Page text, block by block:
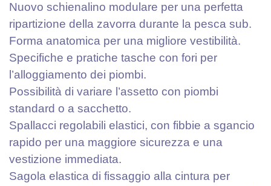
Nuovo schienalino modulare per una perfetta
ripartizione della zavorra durante la pesca sub.
Forma anatomica per una migliore vestibilità.
Specifiche e pratiche tasche con fori per
l’alloggiamento dei piombi.
Possibilità di variare l’assetto con piombi
standard o a sacchetto.
Spallacci regolabili elastici, con fibbie a sgancio
rapido per una maggiore sicurezza e una
vestizione immediata.
Sagola elastica di fissaggio alla cintura per